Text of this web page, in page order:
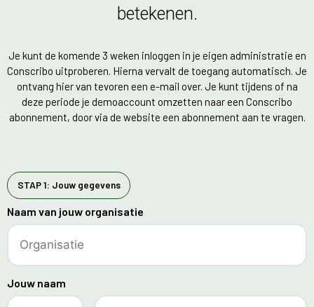
betekenen.
Je kunt de komende 3 weken inloggen in je eigen administratie en
Conscribo uitproberen. Hierna vervalt de toegang automatisch. Je
ontvang hier van tevoren een e-mail over. Je kunt tijdens of na
deze periode je demoaccount omzetten naar een Conscribo
abonnement, door via de website een abonnement aan te vragen.
STAP 1: Jouw gegevens
Naam van jouw organisatie
Jouw naam